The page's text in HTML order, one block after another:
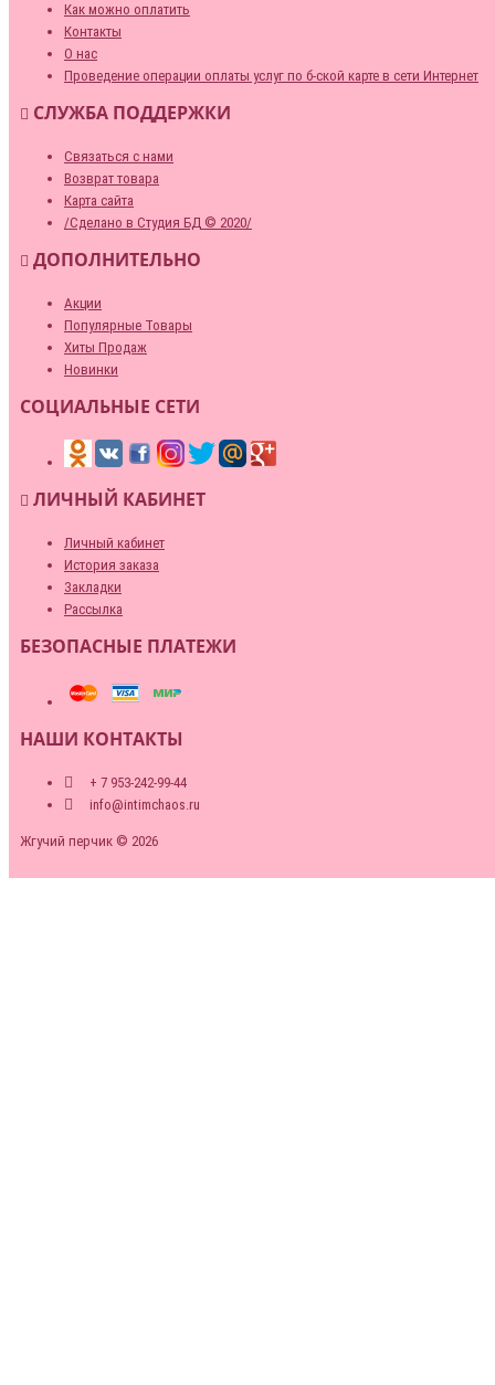
Как можно оплатить
Контакты
О нас
Проведение операции оплаты услуг по б-ской карте в сети Интернет
СЛУЖБА ПОДДЕРЖКИ
Связаться с нами
Возврат товара
Карта сайта
/Сделано в Студия БД © 2020/
ДОПОЛНИТЕЛЬНО
Акции
Популярные Товары
Хиты Продаж
Новинки
СОЦИАЛЬНЫЕ СЕТИ
ЛИЧНЫЙ КАБИНЕТ
Личный кабинет
История заказа
Закладки
Рассылка
БЕЗОПАСНЫЕ ПЛАТЕЖИ
НАШИ КОНТАКТЫ
+ 7 953-242-99-44
info@intimchaos.ru
Жгучий перчик © 2026